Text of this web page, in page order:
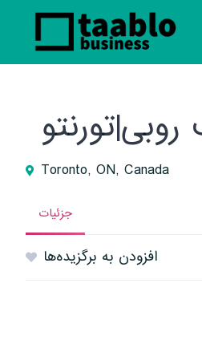
Toronto, ON, Canada
جزئیات
افزودن به برگزیده‌ها